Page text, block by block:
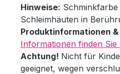
Hinweise:
Schleimhäuten in
Produktinformationen
Informationen finden Sie
Achtung! Nicht für
geeignet, wegen